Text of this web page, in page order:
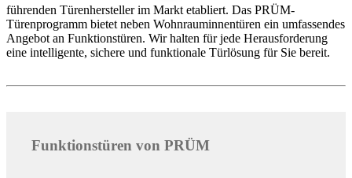
führenden Türenhersteller im Markt etabliert. Das PRÜM-
Türenprogramm bietet neben Wohnrauminnentüren ein umfassendes
Angebot an Funktionstüren. Wir halten für jede Herausforderung
eine intelligente, sichere und funktionale Türlösung für Sie bereit.
Funktionstüren von PRÜM